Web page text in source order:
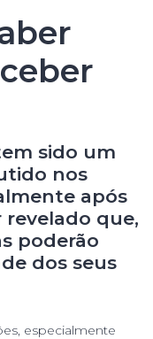
sido um
nos
após
revelado que,
poderão
dos seus
especialmente